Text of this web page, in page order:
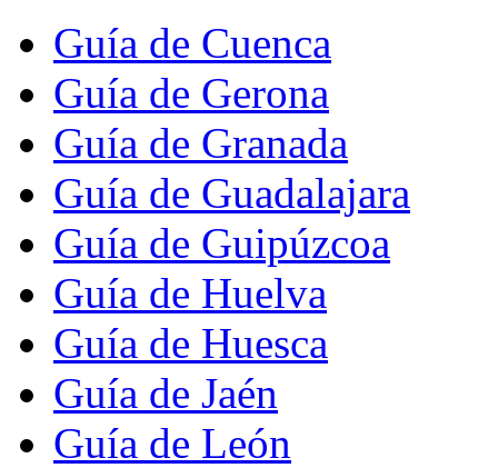
Guía de Cuenca
Guía de Gerona
Guía de Granada
Guía de Guadalajara
Guía de Guipúzcoa
Guía de Huelva
Guía de Huesca
Guía de Jaén
Guía de León